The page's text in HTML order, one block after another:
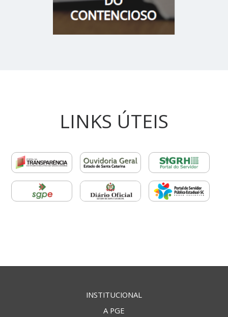
LINKS ÚTEIS
INSTITUCIONAL
A PGE